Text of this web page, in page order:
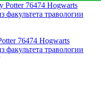
76474 Hogwarts
факультета травологии